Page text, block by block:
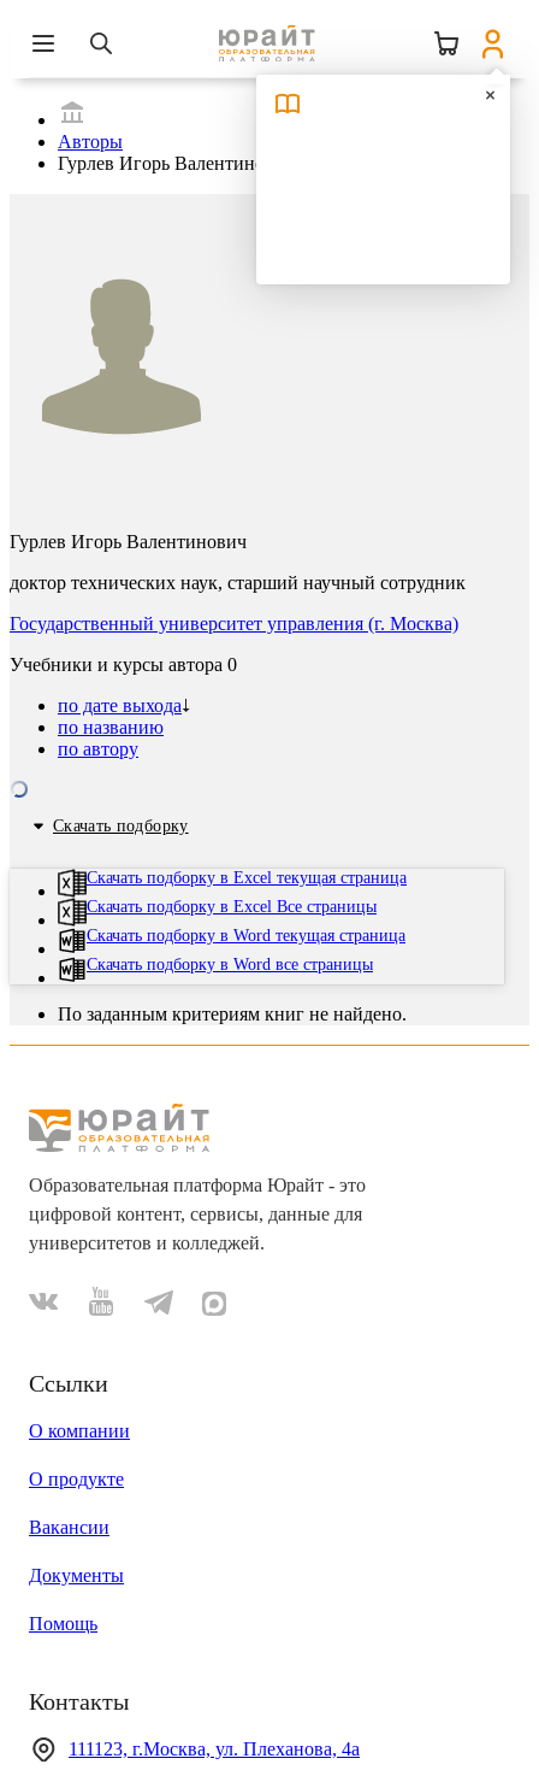
Авторы
Гурлев Игорь Валентинович
Гурлев Игорь Валентинович
доктор технических наук, старший научный сотрудник
Государственный университет управления (г. Москва)
Учебники и курсы автора 0
по дате выхода
по названию
по автору
Скачать подборку
Скачать подборку в Excel текущая страница
Скачать подборку в Excel Все страницы
Скачать подборку в Word текущая страница
Скачать подборку в Word все страницы
По заданным критериям книг не найдено.
Образовательная платформа Юрайт - это
цифровой контент, сервисы, данные для
университетов и колледжей.
Ссылки
О компании
О продукте
Вакансии
Документы
Помощь
Контакты
111123, г.Москва, ул. Плеханова, 4а